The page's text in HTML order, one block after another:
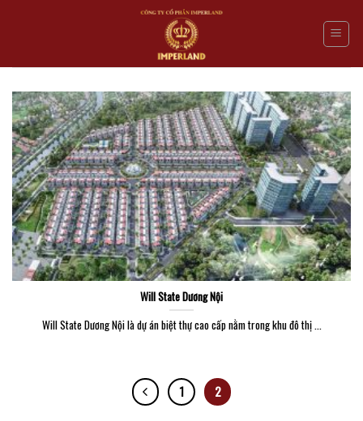
Will State Dương Nội
Will State Dương Nội là dự án biệt thự cao cấp nằm trong khu đô thị ...
1 2